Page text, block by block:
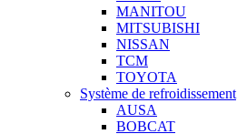
MANITOU
MITSUBISHI
NISSAN
TCM
TOYOTA
Système de refroidissement
AUSA
BOBCAT